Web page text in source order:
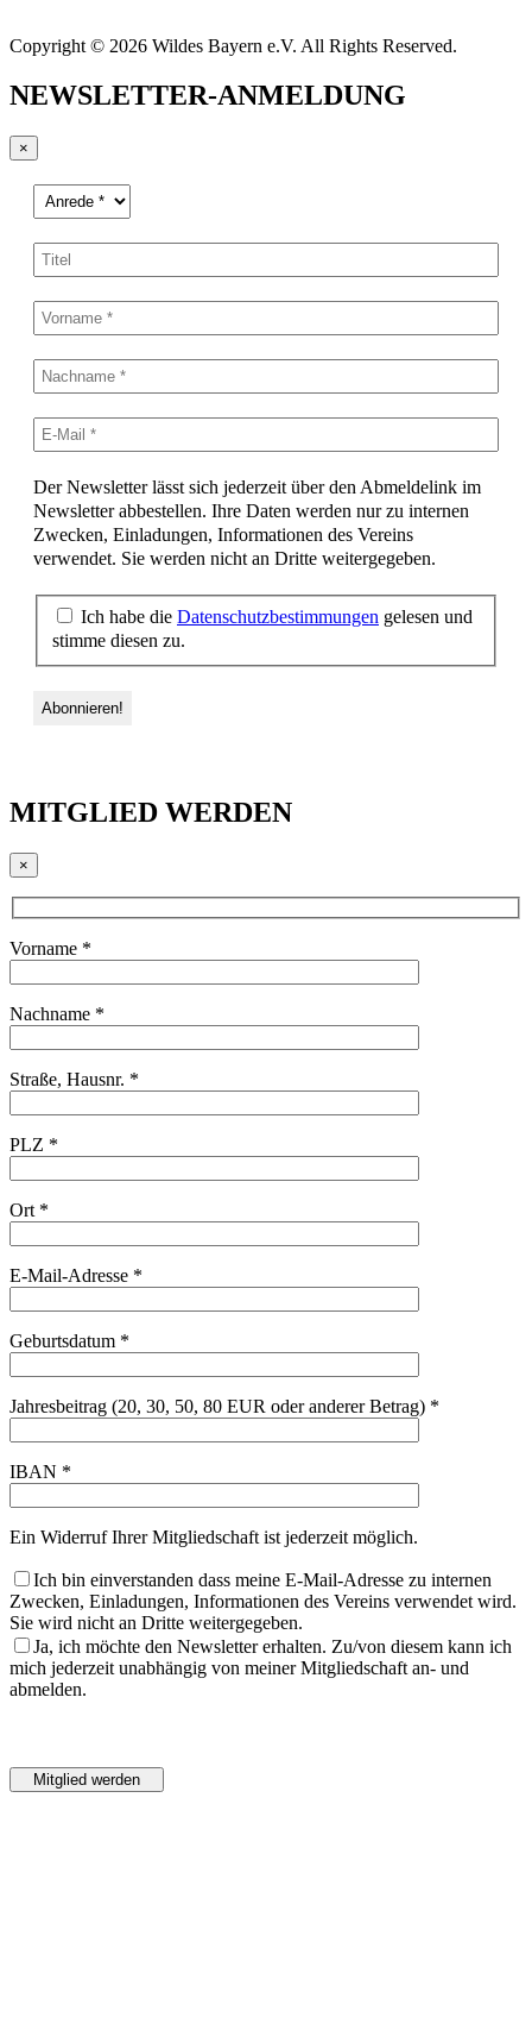
Copyright © 2026 Wildes Bayern e.V. All Rights Reserved.
NEWSLETTER-ANMELDUNG
×
Der Newsletter lässt sich jederzeit über den Abmeldelink im
Newsletter abbestellen. Ihre Daten werden nur zu internen
Zwecken, Einladungen, Informationen des Vereins
verwendet. Sie werden nicht an Dritte weitergegeben.
Ich habe die Datenschutzbestimmungen gelesen und
stimme diesen zu.
MITGLIED WERDEN
×
Vorname *
Nachname *
Straße, Hausnr. *
PLZ *
Ort *
E-Mail-Adresse *
Geburtsdatum *
Jahresbeitrag (20, 30, 50, 80 EUR oder anderer Betrag) *
IBAN *
Ein Widerruf Ihrer Mitgliedschaft ist jederzeit möglich.
Ich bin einverstanden dass meine E-Mail-Adresse zu internen
Zwecken, Einladungen, Informationen des Vereins verwendet wird.
Sie wird nicht an Dritte weitergegeben.
Ja, ich möchte den Newsletter erhalten. Zu/von diesem kann ich
mich jederzeit unabhängig von meiner Mitgliedschaft an- und
abmelden.
dieses
Feld
lasse
dieses